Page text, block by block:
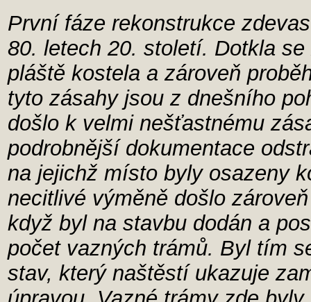
První fáze rekonstrukce
80. letech 20. století. Dotkla
pláště kostela a zároveň
tyto zásahy jsou z dnešního
došlo k velmi nešťastnému
podrobnější dokumentace
na jejichž místo byly osazeny
necitlivé výměně došlo
když byl na stavbu dodán a
počet vazných trámů. Byl tím
stav, který naštěstí ukazuje